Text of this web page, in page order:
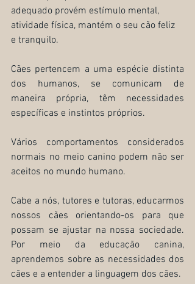
adequado provém estímulo mental,
atividade física, mantém o seu cão feliz
e tranquilo.
Cães pertencem a uma espécie distinta
dos humanos, se comunicam de
maneira própria, têm necessidades
específicas e instintos próprios.
Vários comportamentos considerados
normais no meio canino podem não ser
aceitos no mundo humano.
Cabe a nós, tutores e tutoras, educarmos
nossos cães orientando-os para que
possam se ajustar na nossa sociedade.
Por meio da educação canina,
aprendemos sobre as necessidades dos
cães e a entender a linguagem dos cães.